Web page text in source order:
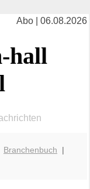
Abo | 06.08.2026
hall
Branchenbuch |